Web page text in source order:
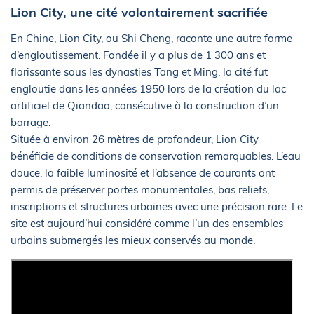
Lion City, une cité volontairement sacrifiée
En Chine, Lion City, ou Shi Cheng, raconte une autre forme
d’engloutissement. Fondée il y a plus de 1 300 ans et
florissante sous les dynasties Tang et Ming, la cité fut
engloutie dans les années 1950 lors de la création du lac
artificiel de Qiandao, consécutive à la construction d’un
barrage.
Située à environ 26 mètres de profondeur, Lion City
bénéficie de conditions de conservation remarquables. L’eau
douce, la faible luminosité et l’absence de courants ont
permis de préserver portes monumentales, bas reliefs,
inscriptions et structures urbaines avec une précision rare. Le
site est aujourd’hui considéré comme l’un des ensembles
urbains submergés les mieux conservés au monde.